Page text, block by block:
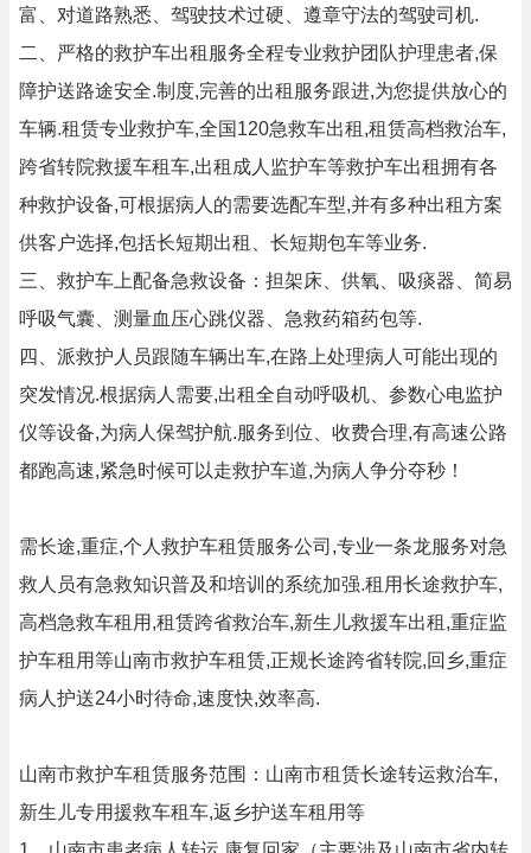
富、对道路熟悉、驾驶技术过硬、遵章守法的驾驶司机.
二、严格的救护车出租服务全程专业救护团队护理患者,保
障护送路途安全.制度,完善的出租服务跟进,为您提供放心的
车辆.租赁专业救护车,全国120急救车出租,租赁高档救治车,
跨省转院救援车租车,出租成人监护车等救护车出租拥有各
种救护设备,可根据病人的需要选配车型,并有多种出租方案
供客户选择,包括长短期出租、长短期包车等业务.
三、救护车上配备急救设备：担架床、供氧、吸痰器、简易
呼吸气囊、测量血压心跳仪器、急救药箱药包等.
四、派救护人员跟随车辆出车,在路上处理病人可能出现的
突发情况.根据病人需要,出租全自动呼吸机、参数心电监护
仪等设备,为病人保驾护航.服务到位、收费合理,有高速公路
都跑高速,紧急时候可以走救护车道,为病人争分夺秒！
需长途,重症,个人救护车租赁服务公司,专业一条龙服务对急
救人员有急救知识普及和培训的系统加强.租用长途救护车,
高档急救车租用,租赁跨省救治车,新生儿救援车出租,重症监
护车租用等山南市救护车租赁,正规长途跨省转院,回乡,重症
病人护送24小时待命,速度快,效率高.
山南市救护车租赁服务范围：山南市租赁长途转运救治车,
新生儿专用援救车租车,返乡护送车租用等